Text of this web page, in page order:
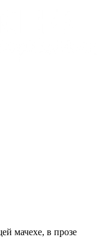
мачехе, в прозе